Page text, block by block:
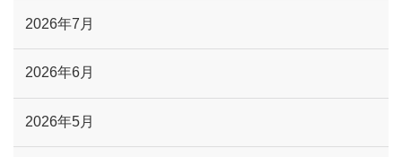
2026年7月
2026年6月
2026年5月